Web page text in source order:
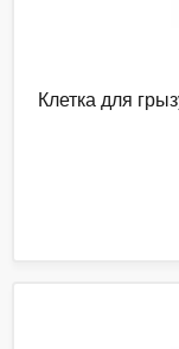
Клетка для